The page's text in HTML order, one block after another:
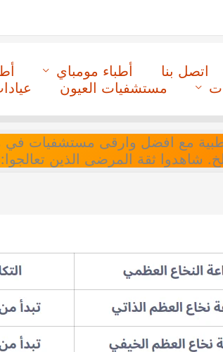
اتصل بنا أطباء مومباي
مستشفيات العيون
الطبية مع افضل وارقى
شاهدوا ثقة المرضى الذين تعالجوا: